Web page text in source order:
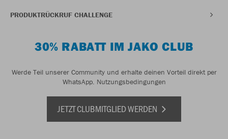
PRODUKTRÜCKRUF CHALLENGE
30% RABATT IM JAKO CLUB
Werde Teil unserer Community und erhalte deinen Vorteil direkt per
WhatsApp. Nutzungsbedingungen
JETZT CLUBMITGLIED WERDEN